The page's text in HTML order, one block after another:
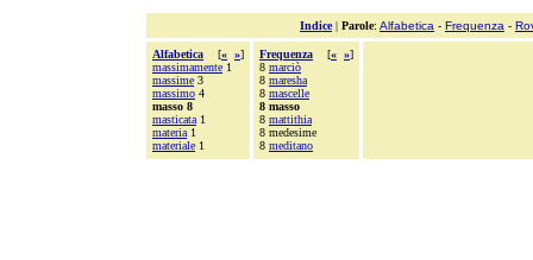
Indice| Parole: Alfabetica - Frequenza -
Alfabetica [« »]
massimamente 1
massime 3
massimo 4
masso 8
masticata 1
materia 1
materiale 1
Frequenza [« »]
8 marciò
8 maresha
8 mascelle
8 masso
8 mattithia
8 medesime
8 meditano